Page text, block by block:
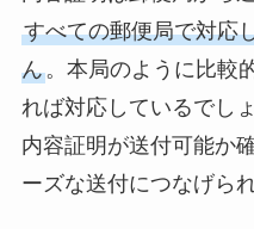
すべての郵便局で対応
ん。本局のように比較
れば対応しているでし
内容証明が送付可能か
ーズな送付につなげられ